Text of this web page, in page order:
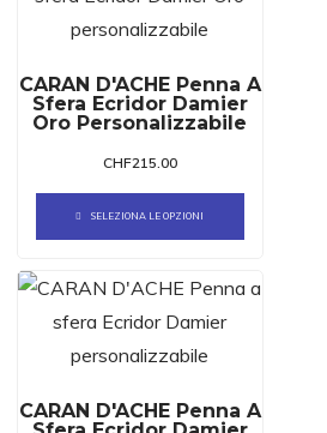
CARAN D'ACHE Penna A
Sfera Ecridor Damier
Oro Personalizzabile
CHF215.00
SELEZIONA LE OPZIONI
CARAN D'ACHE Penna A